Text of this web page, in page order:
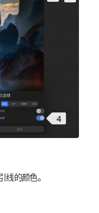
4
的颜色。